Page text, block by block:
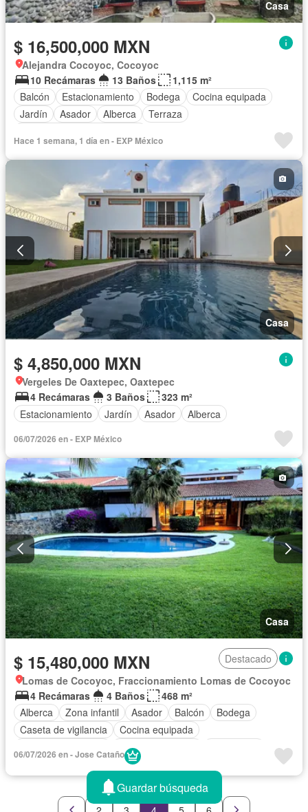
Casa
$ 16,500,000 MXN
Alejandra Cocoyoc, Cocoyoc
10 Recámaras
13 Baños
1,115 m²
Balcón
Estacionamiento Bodega
Cocina equipada
Jardín
Asador Alberca
Terraza
Hace 1 semana, 1 día en - EXP México
Casa
$ 4,850,000 MXN
Vergeles De Oaxtepec, Oaxtepec
4 Recámaras
3 Baños
323 m²
Estacionamiento
Jardín Asador Alberca
06/07/2026 en - EXP México
Casa
$ 15,480,000 MXN
Destacado
Lomas de Cocoyoc, Fraccionamiento Lomas de Cocoyoc
4 Recámaras
4 Baños
468 m²
Alberca
Zona infantil Asador Balcón
Bodega
Caseta de vigilancia
Cocina equipada
Cuarto de servicio
Jardín
Seguridad
Terraza Zonas verdes
06/07/2026 en - Jose Cataño
Guardar búsqueda